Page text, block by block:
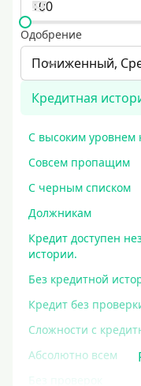
Одобрение
Пониженный,
Кредитная
С высоким уровнем
Совсем пропащим
С черным списком
Должникам
Кредит доступен
истории.
Без кредитной
Кредит без
Сложности с
Абсолютно всем
Без проверок